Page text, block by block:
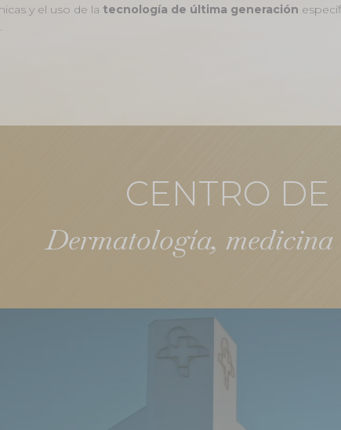
y el uso de la tecnología de última generación
CENTRO
Dermatología,